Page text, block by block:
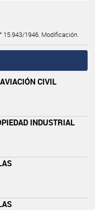
15.943/1946. Modificación.
CIVIL
INDUSTRIAL